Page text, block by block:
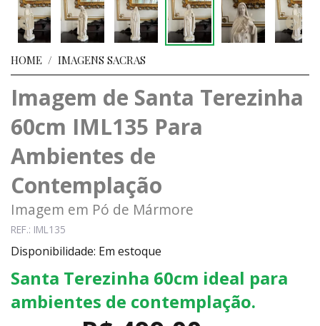
HOME / IMAGENS SACRAS
Imagem de Santa Terezinha
60cm IML135 Para
Ambientes de
Contemplação
Imagem em Pó de Mármore
REF.: IML135
Disponibilidade: Em estoque
Santa Terezinha 60cm ideal para
ambientes de contemplação.